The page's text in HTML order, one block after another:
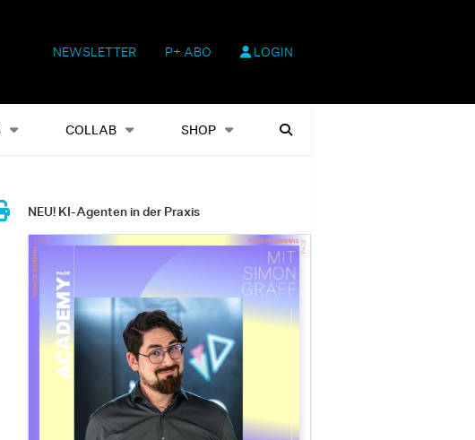
NEWSLETTER P+ ABO LOGIN
COLLAB SHOP
Shop Heftausgaben Suchen
NEU! KI-Agenten in der Praxis